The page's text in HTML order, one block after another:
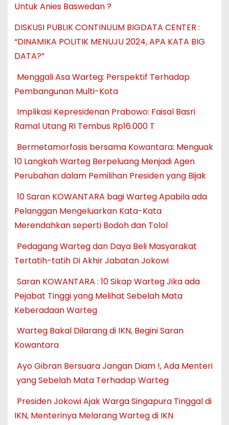
Untuk Anies Baswedan ?
DISKUSI PUBLIK CONTINUUM BIGDATA CENTER :
“DINAMIKA POLITIK MENUJU 2024, APA KATA BIG
DATA?”
Menggali Asa Warteg: Perspektif Terhadap
Pembangunan Multi-Kota
Implikasi Kepresidenan Prabowo: Faisal Basri
Ramal Utang RI Tembus Rp16.000 T
Bermetamorfosis bersama Kowantara: Menguak
10 Langkah Warteg Berpeluang Menjadi Agen
Perubahan dalam Pemilihan Presiden yang Bijak
10 Saran KOWANTARA bagi Warteg Apabila ada
Pelanggan Mengeluarkan Kata-Kata
Merendahkan seperti Bodoh dan Tolol
Pedagang Warteg dan Daya Beli Masyarakat
Tertatih-tatih Di Akhir Jabatan Jokowi
Saran KOWANTARA : 10 Sikap Warteg Jika ada
Pejabat Tinggi yang Melihat Sebelah Mata
Keberadaan Warteg
Warteg Bakal Dilarang di IKN, Begini Saran
Kowantara
Ayo Gibran Bersuara Jangan Diam !, Ada Menteri
yang Sebelah Mata Terhadap Warteg
Presiden Jokowi Ajak Warga Singapura Tinggal di
IKN, Menterinya Melarang Warteg di IKN